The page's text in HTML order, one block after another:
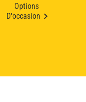
Options
D'occasion